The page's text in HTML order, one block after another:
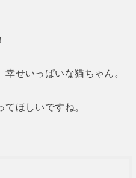
せいっぱいな猫ちゃん。
ほしいですね。